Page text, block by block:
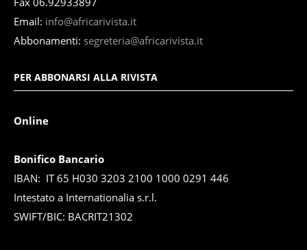
Email: info@africarivista.it
Abbonamenti: segreteria@africarivista.it
PER ABBONARSI ALLA RIVISTA
Online
Bonifico Bancario
IBAN: IT 65 H030 3203 2100 1000 0291 446
Intestato a Internationalia s.r.l.
SWIFT/BIC: BACRIT21302